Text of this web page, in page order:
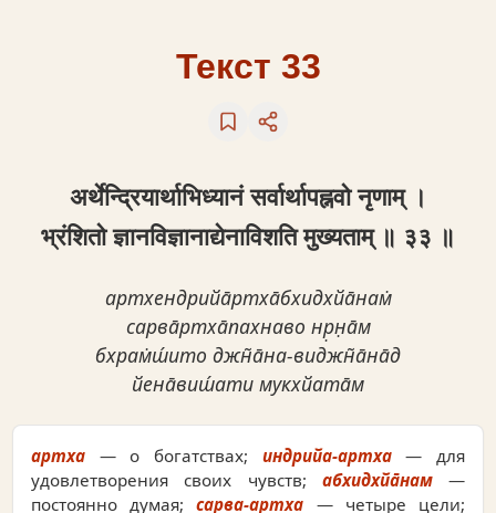
Текст 33
अर्थेन्द्रियार्थाभिध्यानं सर्वार्थापह्नवो नृणाम् ।
भ्रंशितो ज्ञानविज्ञानाद्येनाविशति मुख्यताम् ॥ ३३ ॥
артхендрийа̄ртха̄бхидхйа̄нам̇
сарва̄ртха̄пахнаво нр̣н̣а̄м
бхрам̇ш́ито джн̃а̄на-виджн̃а̄на̄д
йена̄виш́ати мукхйата̄м
артха — о богатствах; индрийа-артха— для
удовлетворения своих чувств; абхидхйа̄нам—
постоянно думая;сарва-артха — четыре цели;